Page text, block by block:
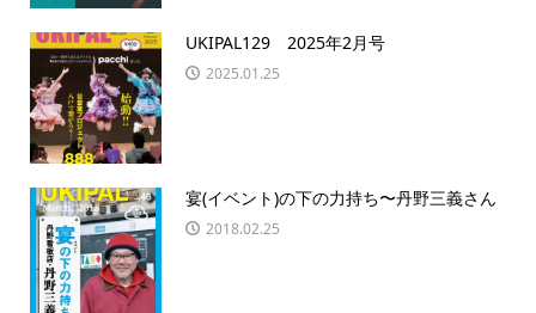
UKIPAL129 2025年2月号
2025.01.25
宴(イベント)の下の力持ち〜丹野三義さん
2018.02.25